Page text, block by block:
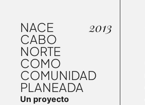
NACE
CABO
NORTE
COMO
COMUNIDAD
PLANEADA
2013
Un proyecto